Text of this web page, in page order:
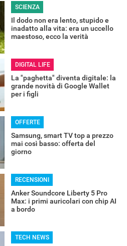
SCIENZA
Il dodo non era lento, stupido e
inadatto alla vita: era un uccello
maestoso, ecco la verità
DIGITAL LIFE
La "paghetta" diventa digitale: la
grande novità di Google Wallet
per i figli
OFFERTE
Samsung, smart TV top a prezzo
mai così basso: offerta del
giorno
RECENSIONI
Anker Soundcore Liberty 5 Pro
Max: i primi auricolari con chip AI
a bordo
TECH NEWS